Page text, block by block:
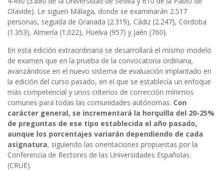
Olavide). Le siguen Málaga, donde se examinarán 2.517
personas, seguida de Granada (2.319), Cádiz (2.247), Córdoba
(1.353), Almería (1.022), Huelva (957) y Jaén (760).
En esta edición extraordinaria se desarrollará el mismo modelo
de examen que en la prueba de la convocatoria ordinaria,
avanzándose en el nuevo sistema de evaluación implantado en
la edición del curso pasado, en el que se establecía un enfoque
más competencial y unos criterios de corrección mínimos
comunes para todas las comunidades autónomas. Con
carácter general, se incrementará la horquilla del 20-25%
de preguntas de ese tipo establecida el año pasado,
aunque los porcentajes variarán dependiendo de cada
asignatura, siguiendo las orientaciones propuestas por la
Conferencia de Rectores de las Universidades Españolas
(CRUE).